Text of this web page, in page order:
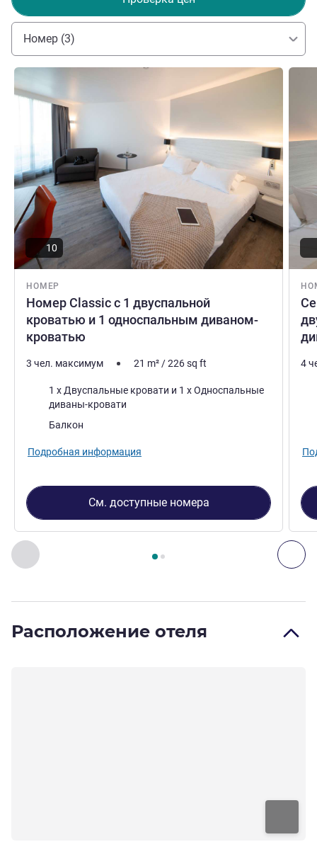
сделает все, чтобы ваше пребывание было
максимально приятным...
Christine Blanc Управление отелем
Номер (3)
Назад - Номер
Страница , Номер 1 : Номер Classic с 1
НОМЕР
Номер Classic с 1 двуспальной
кроватью и 1 односпальным диваном-
кроватью
Подробная информация
10
3 чел. максимум 21 m²/226sq ft
Постель1 x Двуспальные кровати и 1 x Односпальные
диваны-кровати
Плюсы размещения:
Балкон
Подробная информация
См. доступные номера
4
Расположение отеля